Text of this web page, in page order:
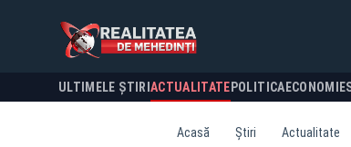
ULTIMELE ȘTIRI ACTUALITATE POLITICA ECONOMIE
Acasă Știri Actualitate